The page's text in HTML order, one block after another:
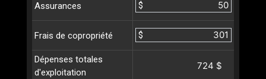
Assurances $
Frais de copropriété $
Dépenses totales
d'exploitation
724 $